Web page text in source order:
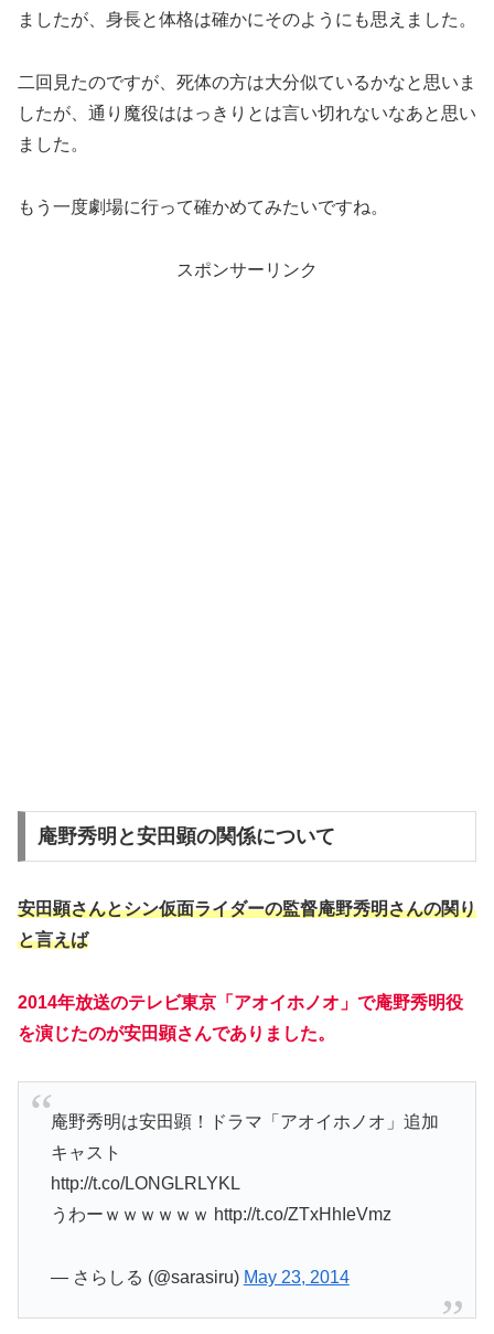
ましたが、身長と体格は確かにそのようにも思えました。
二回見たのですが、死体の方は大分似ているかなと思いま
したが、通り魔役ははっきりとは言い切れないなあと思い
ました。
もう一度劇場に行って確かめてみたいですね。
スポンサーリンク
庵野秀明と安田顕の関係について
安田顕さんとシン仮面ライダーの監督庵野秀明さんの関り
と言えば
2014年放送のテレビ東京「アオイホノオ」で庵野秀明役
を演じたのが安田顕さんでありました。
庵野秀明は安田顕！ドラマ「アオイホノオ」追加
キャスト
http://t.co/LONGLRLYKL
うわーｗｗｗｗｗｗ http://t.co/ZTxHhIeVmz
— さらしる (@sarasiru) May 23, 2014